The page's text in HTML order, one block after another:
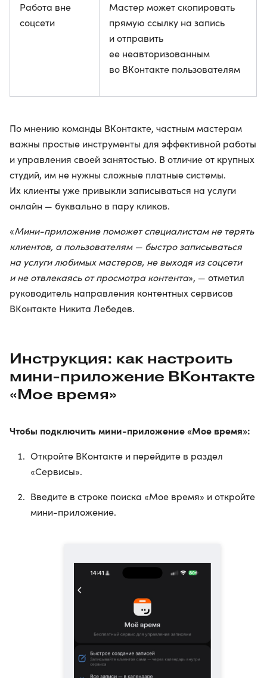
Работа вне
соцсети
Мастер может скопировать
прямую ссылку на запись
и отправить
ее неавторизованным
во ВКонтакте пользователям
По мнению команды ВКонтакте, частным мастерам
важны простые инструменты для эффективной работы
и управления своей занятостью. В отличие от крупных
студий, им не нужны сложные платные системы.
Их клиенты уже привыкли записываться на услуги
онлайн — буквально в пару кликов.
«Мини-приложение поможет специалистам не терять
клиентов, а пользователям — быстро записываться
на услуги любимых мастеров, не выходя из соцсети
и не отвлекаясь от просмотра контента», — отметил
руководитель направления контентных сервисов
ВКонтакте Никита Лебедев.
Инструкция: как настроить
мини-приложение ВКонтакте
«Мое время»
Чтобы подключить мини-приложение «Мое время»:
Откройте ВКонтакте и перейдите в раздел
«Сервисы».
Введите в строке поиска «Мое время» и откройте
мини-приложение.